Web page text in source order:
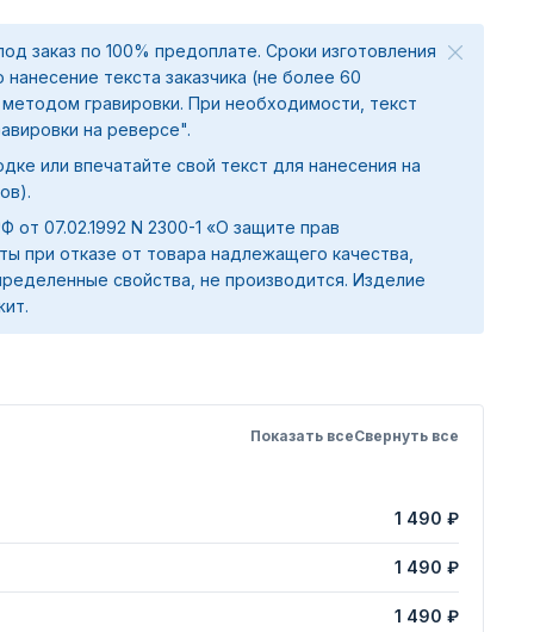
заказ по 100% предоплате. Сроки изготовления
текста заказчика (не более 60
гравировки. При необходимости, текст
на реверсе".
или впечатайте свой текст для нанесения на
от 07.02.1992 N 2300-1 «О защите прав
при отказе от товара надлежащего качества,
свойства, не производится. Изделие
Показать всеСвернуть все
1 490 ₽
1 490 ₽
1 490 ₽